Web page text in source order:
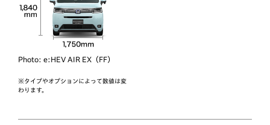
Photo: e:HEV AIR EX（FF）
※タイプやオプションによって数値は変
わります。